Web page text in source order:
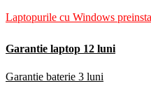
Laptopurile cu Windows
Garantie laptop 12 luni
Garantie baterie 3 luni